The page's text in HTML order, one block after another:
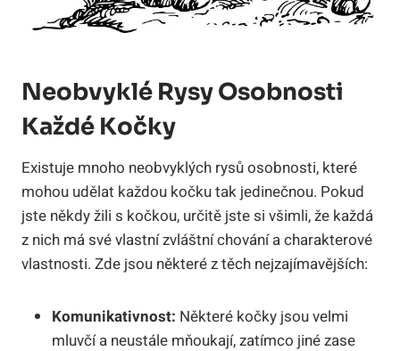
Neobvyklé Rysy Osobnosti
Každé Kočky
Existuje mnoho neobvyklých rysů osobnosti, které
mohou udělat každou kočku tak jedinečnou. Pokud
jste někdy žili s kočkou, určitě jste si všimli, že každá
z nich má své vlastní zvláštní chování a charakterové
vlastnosti. Zde jsou některé z těch nejzajímavějších:
Komunikativnost: Některé kočky jsou velmi
mluvčí a neustále mňoukají, zatímco jiné zase